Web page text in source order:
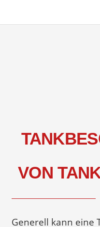
VON
Generell kann eine